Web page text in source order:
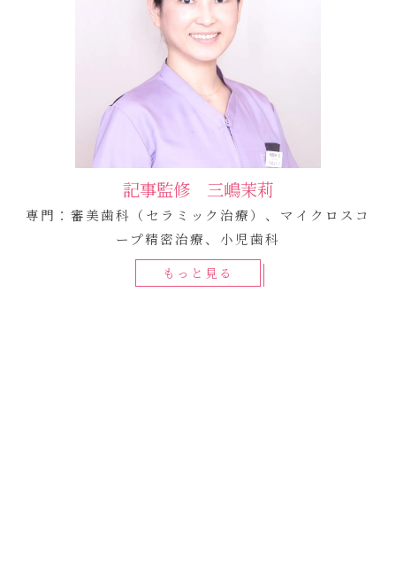
記事監修 三嶋茉莉
専門：審美歯科（セラミック治療）、マイクロスコ
ープ精密治療、小児歯科
もっと見る